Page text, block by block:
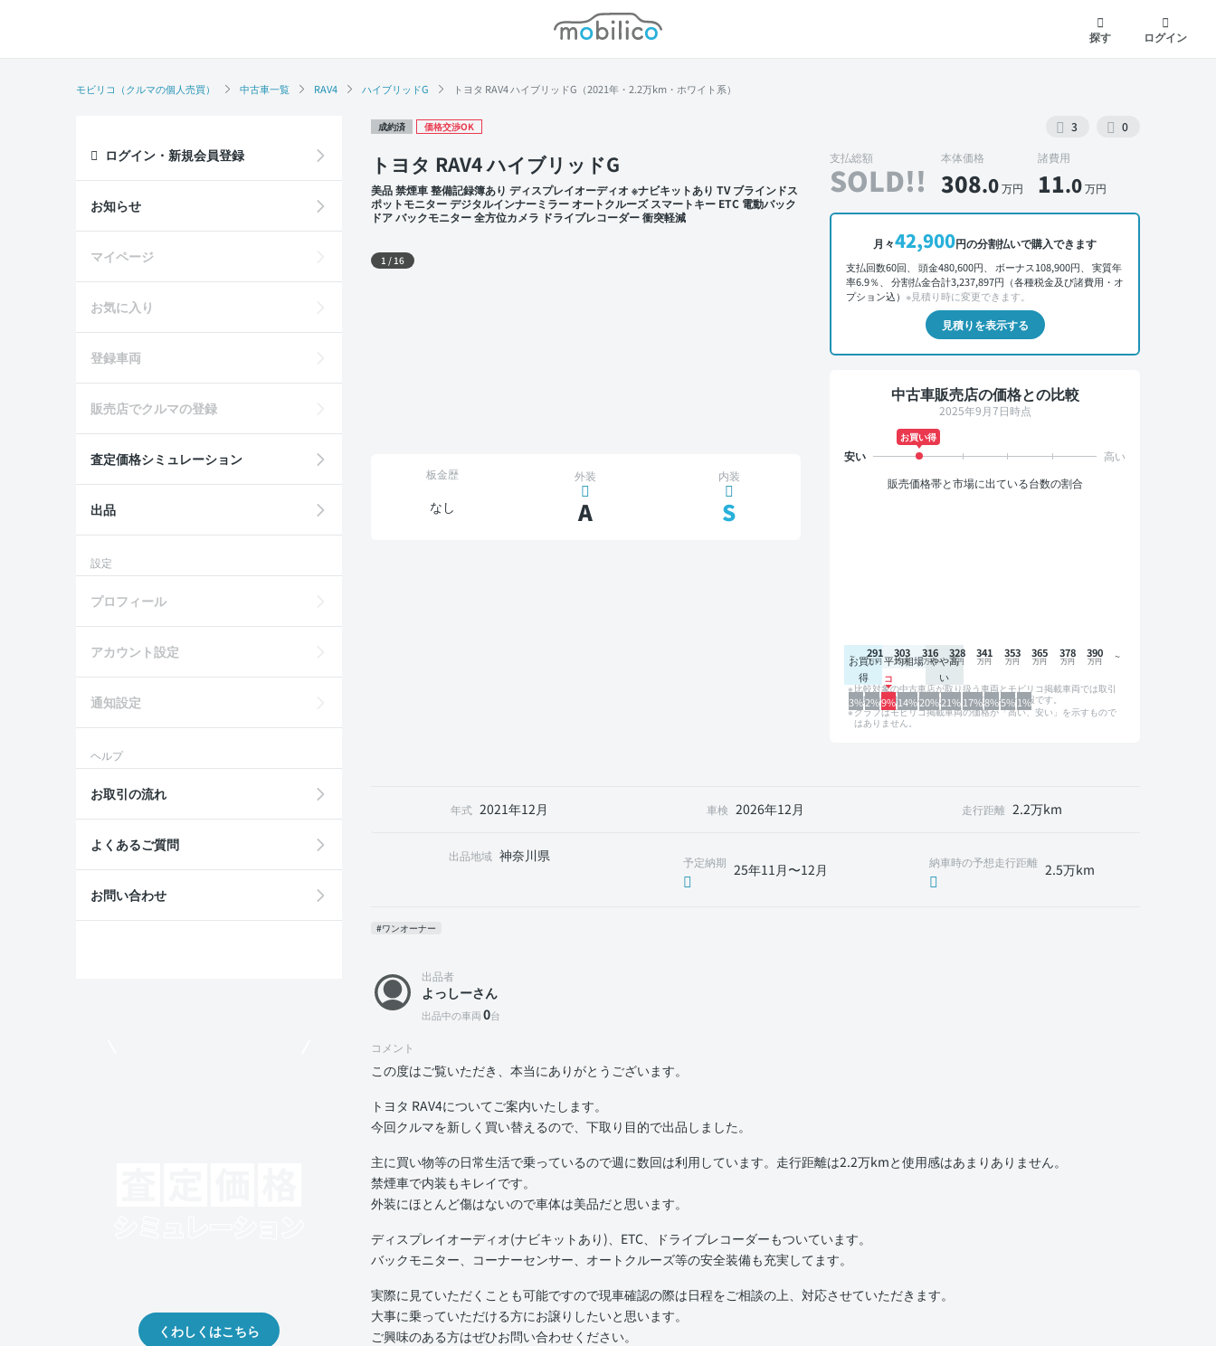
モビリコ
探す
ログイン
モビリコ（クルマの個人売買） 中古車一覧 RAV4 ハイブリッドG トヨタ RAV4 ハイブリッドG（2021年・2.2万km・ホワイト系）
成約済 価格交渉OK 3 0
トヨタ RAV4 ハイブリッドG
美品 禁煙車 整備記録簿あり ディスプレイオーディオ ※ナビキットあり TV ブラインドス
ポットモニター デジタルインナーミラー オートクルーズ スマートキー ETC 電動バック
ドア バックモニター 全方位カメラ ドライブレコーダー 衝突軽減
外装 左前
1 /16
支払総額
SOLD!!
本体価格
308.0万円
諸費用
11.0万円
月々42,900円の分割払いで購入できます
支払回数60回、 頭金480,600円、 ボーナス108,900円、 実質年
率6.9％、 分割払金合計3,237,897円（各種税金及び諸費用・オ
プション込） ※見積り時に変更できます。
見積りを表示する
中古車販売店の価格との比較
2025年9月7日時点
お買い得
販売価格帯と市場に出ている台数の割合
お買い
得
平均相場 やや高
い
3%2%9%14%20%21%17%8%5%1%
291 303 316 328 341 353 365 378 390
比較対象の中古車店が取り扱う車両とモビリコ掲載車両では取引
形態や条件が異なるため、グラフは参考情報です。
グラフはモビリコ掲載車両の価格が「高い、安い」を示すもので
はありません。
板金歴
なし
外装
A
内装
S
年式 2021年12月 車検 2026年12月 走行距離 2.2万km
出品地域 神奈川県 予定納期 25年11月〜12月 納車時の予想走行距離 2.5万km
#ワンオーナー
出品者
よっしーさん
出品中の車両0台
コメント
この度はご覧いただき、本当にありがとうございます。
トヨタ RAV4についてご案内いたします。
今回クルマを新しく買い替えるので、下取り目的で出品しました。
主に買い物等の日常生活で乗っているので週に数回は利用しています。走行距離は2.2万kmと使用感はあまりありません。
禁煙車で内装もキレイです。
外装にほとんど傷はないので車体は美品だと思います。
ディスプレイオーディオ(ナビキットあり)、ETC、ドライブレコーダーもついています。
バックモニター、コーナーセンサー、オートクルーズ等の安全装備も充実してます。
実際に見ていただくことも可能ですので現車確認の際は日程をご相談の上、対応させていただきます。
大事に乗っていただける方にお譲りしたいと思います。
ご興味のある方はぜひお問い合わせください。
ログイン・新規会員登録
お知らせ
マイページ
お気に入り
登録車両
販売店でクルマの登録
査定価格シミュレーション
出品
設定
プロフィール
アカウント設定
通知設定
ヘルプ
お取引の流れ
よくあるご質問
お問い合わせ
くわしくはこちら